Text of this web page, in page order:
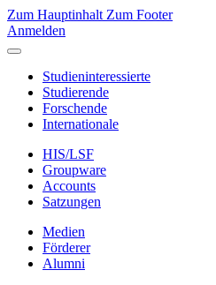
Zum Hauptinhalt Zum Footer
Anmelden
Studieninteressierte
Studierende
Forschende
Internationale
HIS/LSF
Groupware
Accounts
Satzungen
Medien
Förderer
Alumni